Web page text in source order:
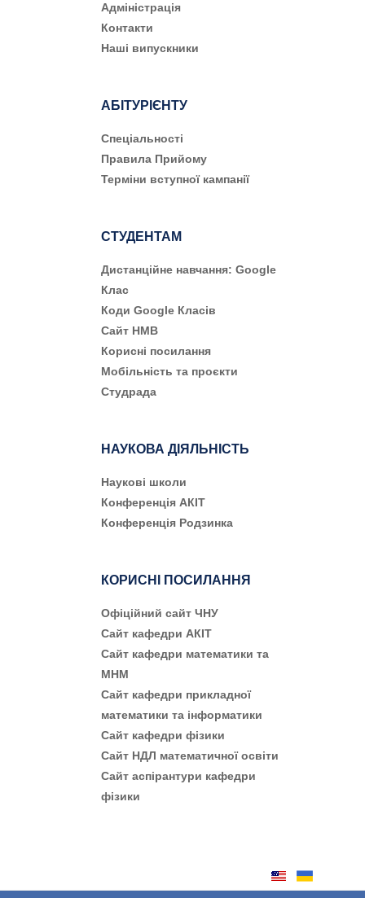
Адміністрація
Контакти
Наші випускники
АБІТУРІЄНТУ
Cпеціальності
Правила Прийому
Терміни вступної кампанії
СТУДЕНТАМ
Дистанційне навчання: Google
Клас
Коди Google Класів
Сайт НМВ
Корисні посилання
Мобільність та проєкти
Студрада
НАУКОВА ДІЯЛЬНІСТЬ
Наукові школи
Конференція АКІТ
Конференція Родзинка
КОРИСНІ ПОСИЛАННЯ
Офіційний сайт ЧНУ
Сайт кафедри АКІТ
Сайт кафедри математики та
МНМ
Сайт кафедри прикладної
математики та інформатики
Сайт кафедри фізики
Сайт НДЛ математичної освіти
Сайт аспірантури кафедри
фізики